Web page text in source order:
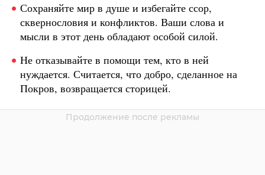
Сохраняйте мир в душе и избегайте ссор,
сквернословия и конфликтов. Ваши слова и
мысли в этот день обладают особой силой.
Не отказывайте в помощи тем, кто в ней
нуждается. Считается, что добро, сделанное на
Покров, возвращается сторицей.